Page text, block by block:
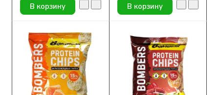
В корзину В корзину